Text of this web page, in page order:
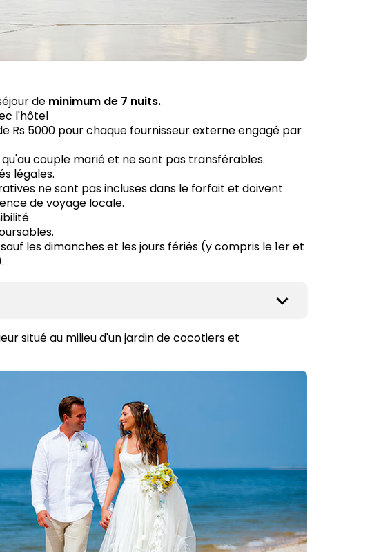
de minimum de 7 nuits.
l'hôtel
Rs 5000 pour chaque fournisseur externe engagé par
couple marié et ne sont pas transférables.
légales.
ne sont pas incluses dans le forfait et doivent
de voyage locale.
les dimanches et les jours fériés (y compris le 1er et
situé au milieu d'un jardin de cocotiers et